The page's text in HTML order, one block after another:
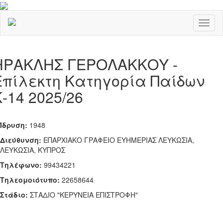
ΓΕΡΟΛΑΚΚΟΥ -
Κατηγορία Παίδων
14 2025/26
Ίδρυση: 1948
Διεύθυνση: ΕΠΑΡΧΙΑΚΟ ΓΡΑΦΕΙΟ ΕΥΗΜΕΡΙΑΣ ΛΕΥΚΩΣΙΑ,
ΛΕΥΚΩΣΙΑ, ΚΥΠΡΟΣ
Τηλέφωνο: 99434221
Tηλεομοιότυπο: 22658644
Στάδιο: ΣΤΑΔΙΟ "ΚΕΡΥΝΕΙΑ ΕΠΙΣΤΡΟΦΗ"